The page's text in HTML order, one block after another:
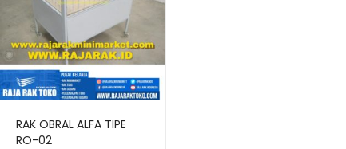
RAK OBRAL ALFA TIPE
RO-02